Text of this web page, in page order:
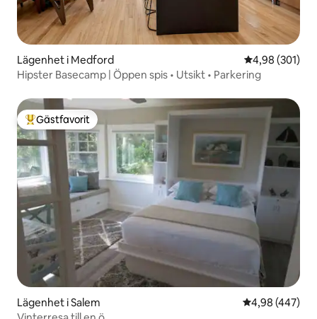
Lägenhet i Medford 4,98 av 5 i
4,98 (301)
Hipster Basecamp | Öppen spis • Utsikt • Parkering
Populär gästfavorit
Gästfavorit
Lägenhet i Salem 4,98 av 5 i
4,98 (447)